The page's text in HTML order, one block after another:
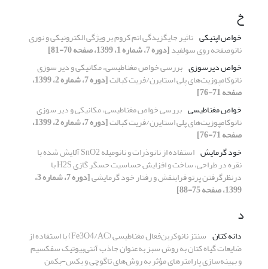
خ
خواص اپتیکی تاثیر جایگزیدگی اتم کروم بر ویژگی الکترونیکی و نوری
نانوصفحه روی سولفید[دوره 7، شماره 1، 1399، صفحه 70-81]
خواص دیرسوزی بررسی خواص مغناطیسی، مکانیکی و دیر سوزی
نانوکامپوزیت‌های پلی استایرن/فریت کبالت [دوره 7، شماره 2، 1399،
صفحه 71-76]
خواص مغناطیسی بررسی خواص مغناطیسی، مکانیکی و دیر سوزی
نانوکامپوزیت‌های پلی استایرن/فریت کبالت [دوره 7، شماره 2، 1399،
صفحه 71-76]
خود گرمایش
استفاده از نانوذرات و نانومیله SnO2 آلایش شده با
نقره در طراحی، ساخت و افزایش حساسیت حسگر گازی H2S با
درنظرگرفتن پرتو فرابنفش و رفتار خود گرمایشی [دوره 7، شماره 3،
1399، صفحه 75-88]
د
دانه کتان سنتز نانوکربن‌فعال مغناطیسی (Fe3O4/AC) با استفاده از
ضایعات گیاه کتان به روش سبز به‌عنوان جاذب آنتی‌بیوتیک سفکسیم
و بهینه‌سازی پارامترهای مؤثر به روش‌های تاگوچی و بکس-بکمن